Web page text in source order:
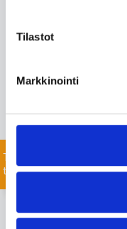
Tilastot
Markkinointi
projektiisi sopivat
listaamattomien
Jätä
Tiedustele
tuotteista